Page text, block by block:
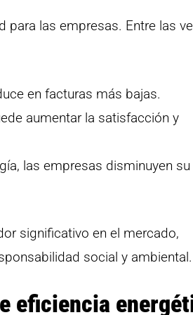
para las empresas. Entre las
en facturas más bajas.
aumentar la satisfacción y
las empresas disminuyen su
significativo en el mercado,
social y ambiental.
eficiencia